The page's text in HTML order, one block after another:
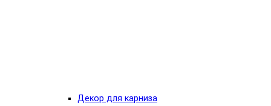
Декор для карниза